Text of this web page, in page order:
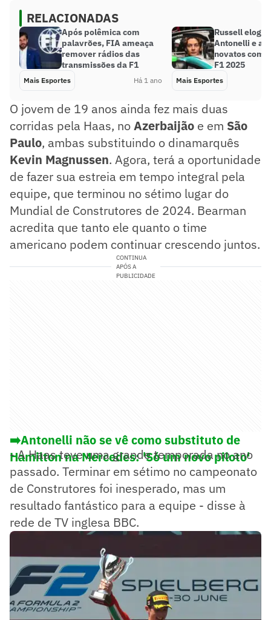
RELACIONADAS
Após polêmica com
palavrões, FIA ameaça
remover rádios das
transmissões da F1
Mais Esportes Há 1 ano
Russell elogia
Antonelli e
novatos
F1 2025
Mais Esportes
O jovem de 19 anos ainda fez mais duas
corridas pela Haas, noAzerbaijão e em São
Paulo, ambas substituindo o dinamarquês
Kevin Magnussen. Agora, terá a oportunidade
de fazer sua estreia em tempo integral pela
equipe, que terminou no sétimo lugar do
Mundial de Construtores de 2024. Bearman
acredita que tanto ele quanto o time
americano podem continuar crescendo juntos.
CONTINUA
APÓS A
PUBLICIDADE
➡️Antonelli não se vê como substituto de
Hamilton na Mercedes: 'Só um novo piloto'
- A Haas teve uma grande temporada no ano
passado. Terminar em sétimo no campeonato
de Construtores foi inesperado, mas um
resultado fantástico para a equipe - disse à
rede de TV inglesa BBC.